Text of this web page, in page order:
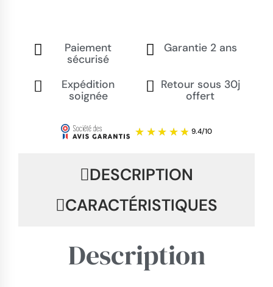
Paiement
sécurisé
Garantie 2 ans
Expédition
soignée
Retour sous 30j
offert
DESCRIPTION
CARACTÉRISTIQUES
Description